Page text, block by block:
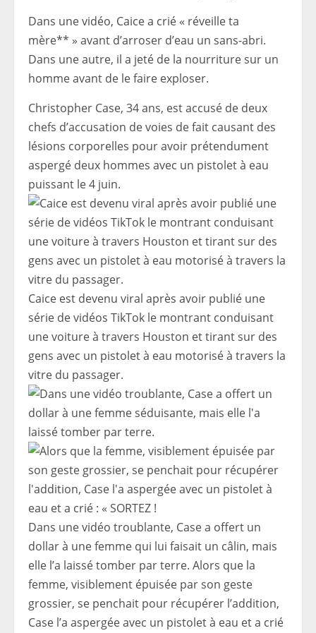
Dans une vidéo, Caice a crié « réveille ta
mère** » avant d’arroser d’eau un sans-abri.
Dans une autre, il a jeté de la nourriture sur un
homme avant de le faire exploser.
Christopher Case, 34 ans, est accusé de deux
chefs d’accusation de voies de fait causant des
lésions corporelles pour avoir prétendument
aspergé deux hommes avec un pistolet à eau
puissant le 4 juin.
Caice est devenu viral après avoir publié une
série de vidéos TikTok le montrant conduisant
une voiture à travers Houston et tirant sur des
gens avec un pistolet à eau motorisé à travers la
vitre du passager.
Dans une vidéo troublante, Case a offert un
dollar à une femme qui lui faisait un câlin, mais
elle l’a laissé tomber par terre. Alors que la
femme, visiblement épuisée par son geste
grossier, se penchait pour récupérer l’addition,
Case l’a aspergée avec un pistolet à eau et a crié